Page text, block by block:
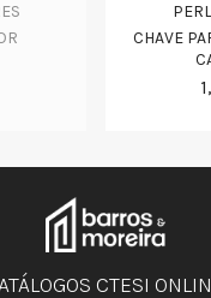
CHAVE
CTESI